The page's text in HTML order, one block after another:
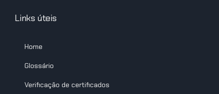
Links úteis
Home
Glossário
Verificação de certificados